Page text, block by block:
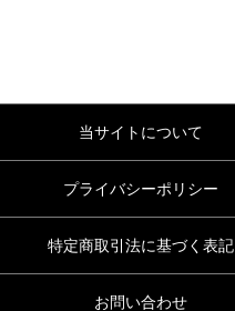
当サイトについて
プライバシーポリシー
特定商取引法に基づく表記
お問い合わせ